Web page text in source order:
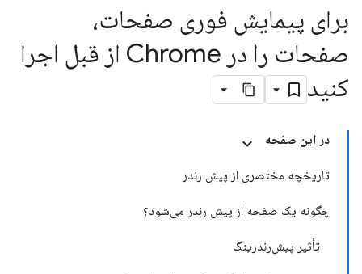
برای پیمایش فوری صفحات،
صفحات را در Chrome از قبل اجرا
کنید
در این صفحه
تاریخچه مختصری از پیش رندر
چگونه یک صفحه از پیش رندر می‌شود؟
تأثیر پیش‌رندرینگ